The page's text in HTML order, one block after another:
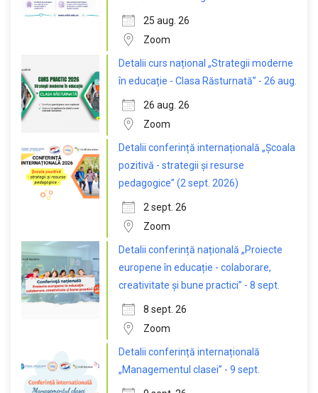
25 aug. 26
Zoom
Detalii curs național „Strategii moderne
în educație - Clasa Răsturnată” - 26 aug.
26 aug. 26
Zoom
Detalii conferință internațională „Școala
pozitivă - strategii și resurse
pedagogice” (2 sept. 2026)
2 sept. 26
Zoom
Detalii conferință națională „Proiecte
europene în educație - colaborare,
creativitate și bune practici” - 8 sept.
8 sept. 26
Zoom
Detalii conferință internațională
„Managementul clasei” - 9 sept.